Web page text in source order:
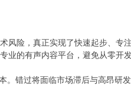
风险，真正实现了快速起步、专
的有声内容平台，避免从零开
。错过将面临市场滞后与高昂研发